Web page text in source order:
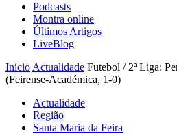
Podcasts
Montra online
Últimos Artigos
LiveBlog
Início Actualidade Futebol / 2ª Liga:
(Feirense-Académica, 1-0)
Actualidade
Região
Santa Maria da Feira